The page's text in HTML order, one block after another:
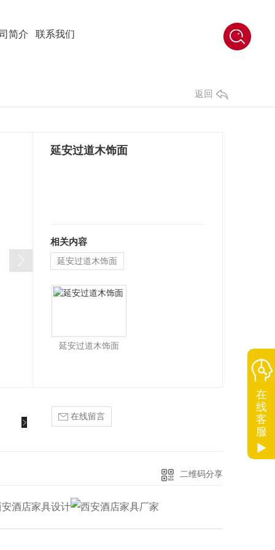
简介 联系我们
返回
延安过道木饰面
相关内容
延安过道木饰面
延安过道木饰面
在线留言
二维码分享
在
线
客
服